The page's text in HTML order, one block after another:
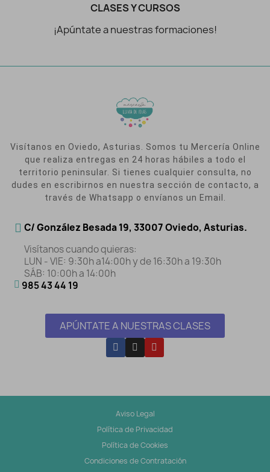
CLASES Y CURSOS
¡Apúntate a nuestras formaciones!
Visítanos en Oviedo, Asturias. Somos tu Mercería Online
que realiza entregas en 24 horas hábiles a todo el
territorio peninsular. Si tienes cualquier consulta, no
dudes en escribirnos en nuestra sección de contacto, a
través de Whatsapp o envíanos un Email.
C/ González Besada 19, 33007 Oviedo, Asturias.
Visítanos cuando quieras:
LUN - VIE: 9:30h a14:00h y de 16:30h a 19:30h
SÁB: 10:00h a 14:00h
985 43 44 19
APÚNTATE A NUESTRAS CLASES
Aviso Legal
Política de Privacidad
Política de Cookies
Condiciones de Contratación